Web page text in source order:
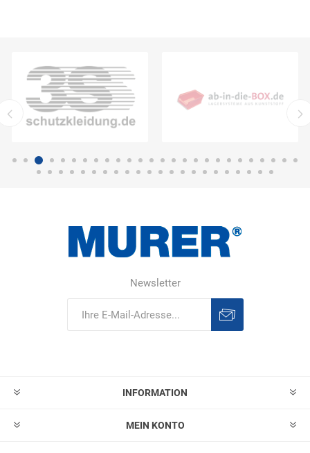
Newsletter
INFORMATION
MEIN KONTO